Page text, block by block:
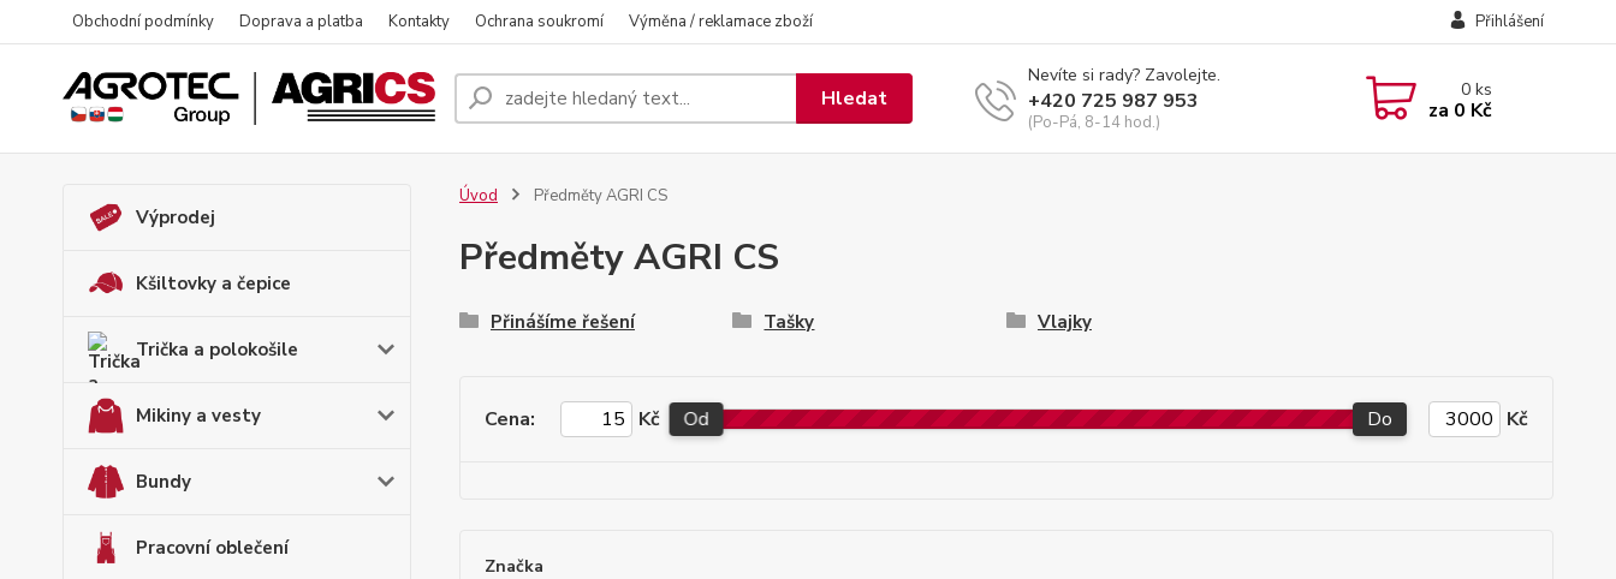
Obchodní podmínky Doprava a platba Kontakty Ochrana soukromí Výměna / reklamace zboží Přihlášení
Hledat
Nevíte si rady? Zavolejte.
+420 725 987 953
(Po-Pá, 8-14 hod.)
0ks
za 0 Kč
Výprodej
Kšiltovky a čepice
Trička a polokošile
Mikiny a vesty
Bundy
Pracovní oblečení
Úvod Předměty AGRI CS
Předměty AGRI CS
Přinášíme řešení Tašky Vlajky
Cena: Kč Od Do Kč
Značka